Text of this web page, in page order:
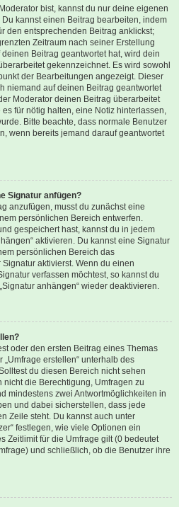
bist, kannst du nur deine eigenen
kannst einen Beitrag bearbeiten, indem
den entsprechenden Beitrag anklickst;
Zeitraum nach seiner Erstellung
Beitrag geantwortet hat, wird dein
gekennzeichnet. Es wird sowohl
der Bearbeitungen angezeigt. Dieser
niemand auf deinen Beitrag geantwortet
Moderator deinen Beitrag überarbeitet
für nötig halten, eine Notiz hinterlassen,
Bitte beachte, dass normale Benutzer
wenn bereits jemand darauf geantwortet
Signatur anfügen?
anzufügen, musst du zunächst eine
persönlichen Bereich entwerfen.
gespeichert hast, kannst du in jedem
aktivieren. Du kannst eine Signatur
persönlichen Bereich das
aktivierst. Wenn du einen
verfassen möchtest, so kannst du
anhängen“ wieder deaktivieren.
oder den ersten Beitrag eines Themas
erstellen“ unterhalb des
du diesen Bereich nicht sehen
die Berechtigung, Umfragen zu
mindestens zwei Antwortmöglichkeiten in
und dabei sicherstellen, dass jede
Zeile steht. Du kannst auch unter
festlegen, wie viele Optionen ein
Zeitlimit für die Umfrage gilt (0 bedeutet
und schließlich, ob die Benutzer ihre